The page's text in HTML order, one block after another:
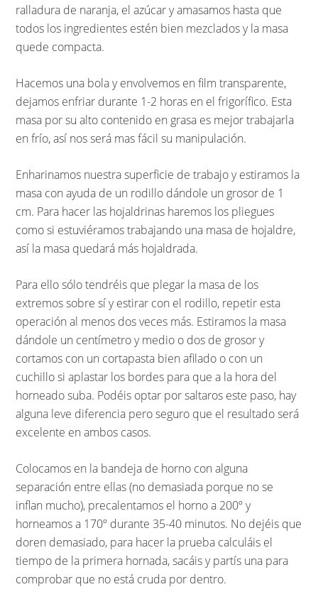
ralladura de naranja, el azúcar y amasamos hasta que
todos los ingredientes estén bien mezclados y la masa
quede compacta.
Hacemos una bola y envolvemos en film transparente,
dejamos enfriar durante 1-2 horas en el frigorífico. Esta
masa por su alto contenido en grasa es mejor trabajarla
en frío, así nos será mas fácil su manipulación.
Enharinamos nuestra superficie de trabajo y estiramos la
masa con ayuda de un rodillo dándole un grosor de 1
cm. Para hacer las hojaldrinas haremos los pliegues
como si estuviéramos trabajando una masa de hojaldre,
así la masa quedará más hojaldrada.
Para ello sólo tendréis que plegar la masa de los
extremos sobre sí y estirar con el rodillo, repetir esta
operación al menos dos veces más. Estiramos la masa
dándole un centímetro y medio o dos de grosor y
cortamos con un cortapasta bien afilado o con un
cuchillo si aplastar los bordes para que a la hora del
horneado suba. Podéis optar por saltaros este paso, hay
alguna leve diferencia pero seguro que el resultado será
excelente en ambos casos.
Colocamos en la bandeja de horno con alguna
separación entre ellas (no demasiada porque no se
inflan mucho), precalentamos el horno a 200º y
horneamos a 170º durante 35-40 minutos. No dejéis que
doren demasiado, para hacer la prueba calculáis el
tiempo de la primera hornada, sacáis y partís una para
comprobar que no está cruda por dentro.